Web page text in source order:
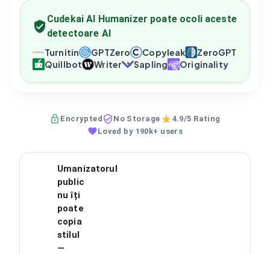
Cudekai AI Humanizer poate ocoli aceste
detectoare AI
Turnitin GPTZero Copyleak
ZeroGPT
Quillbot
Writer Sapling Originality
Encrypted No Storage
4.9/5 Rating
Loved by 190k+ users
Umanizatorul
public
nu îți
poate
copia
stilul
—